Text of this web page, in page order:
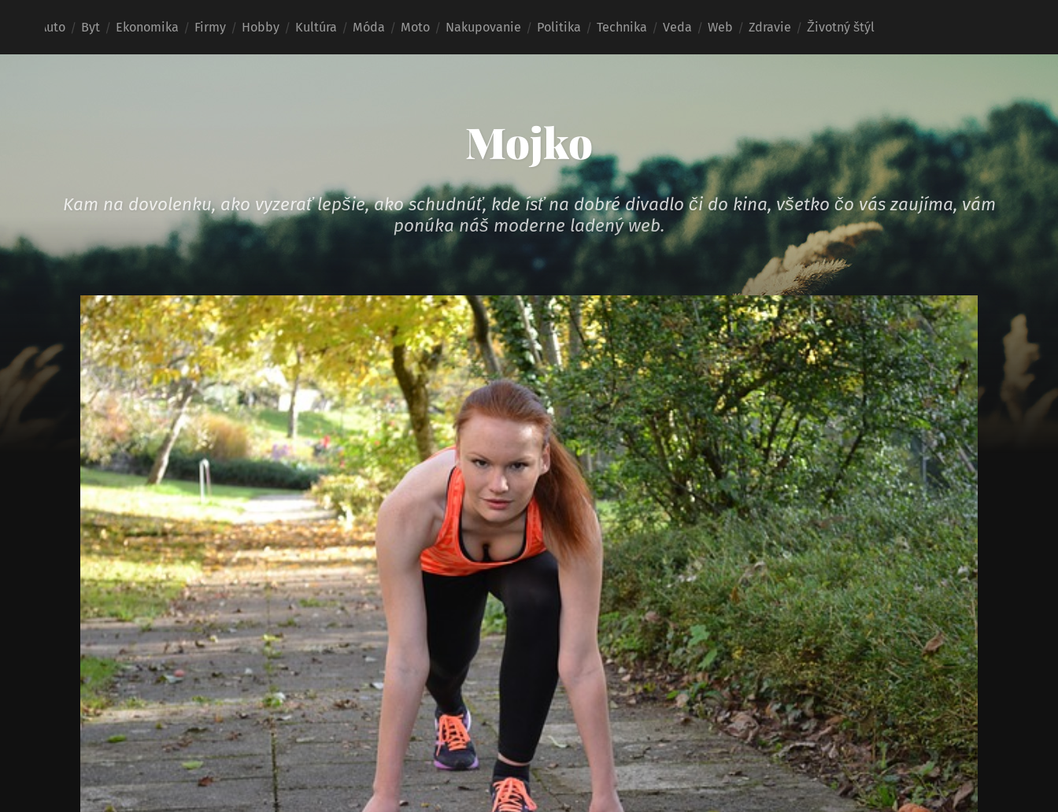
Auto Byt Ekonomika Firmy Hobby Kultúra Móda Moto Nakupovanie Politika Technika Veda Web Zdravie Životný štýl
Mojko
Kam na dovolenku, ako vyzerať lepšie, ako schudnúť, kde ísť na dobré divadlo či do kina, všetko čo vás zaujíma, vám
ponúka náš moderne ladený web.